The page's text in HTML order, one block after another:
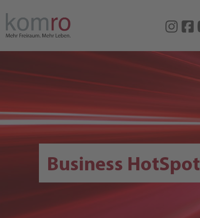
Business HotSpot